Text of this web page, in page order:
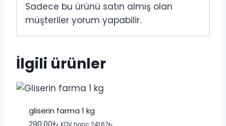
Sadece bu ürünü satın almış olan
müşteriler yorum yapabilir.
İlgili ürünler
gliserin farma 1 kg